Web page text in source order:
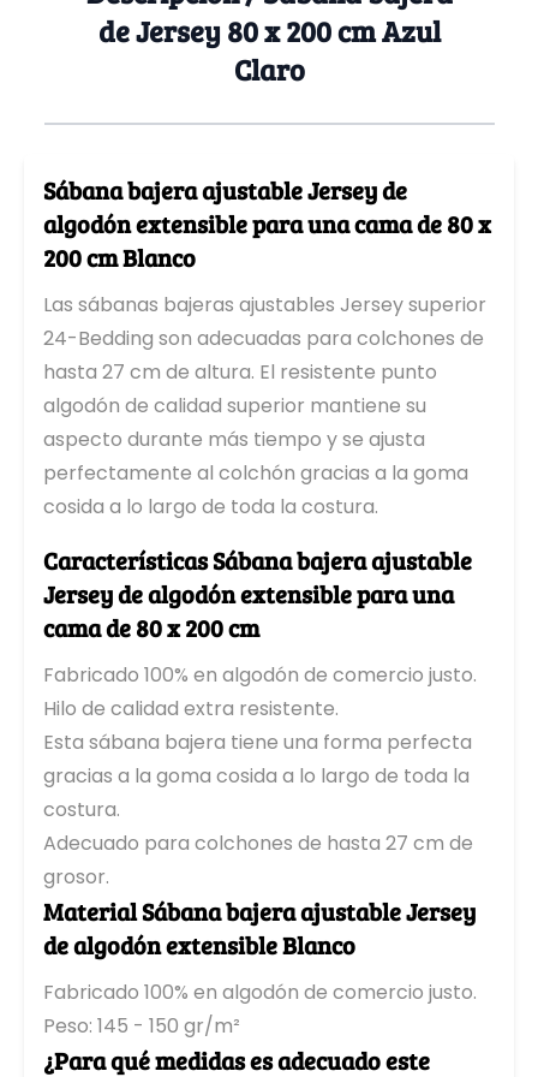
Sábana Bajera 180x210 cm
Sábana Bajera 180x220 cm
Sábana Bajera 200x200 cm
Sábana Bajera 200x220 cm
Tipos de Sábanas bajeras para topper
Sábana ajustable para topper de Jersey
Sábana ajustable para topper de Algodón
Sábana ajustable para topper de Jersey jersey de
Sábana ajustable para topper de Molton impermeable
Sábana ajustable para topper de Molton
Sábana ajustable para topper de doble jersey
Sábana ajustable para topper de Rizo
Sábana Bajera de Franela para Colchón Topper
Sábanas bajeras de satén de algodón para topper
1 persona
Sábana bajera para topper 70 x 200 cm
Sábana bajera para topper 70 x 220 cm
Topper Sábanas Bajeras 80 x 200 cm
Topper Sábanas Bajeras 80 x 210 cm
Topper Sábanas Bajeras 80 x 220 cm
Topper Sábanas Bajeras 90 x 200 cm
Topper Sábanas Bajeras 90 x 210 cm
Topper Sábanas Bajeras 90 x 220 cm
Topper Sábanas Bajeras 100 x 200 cm
Topper Sábanas Bajeras 100 x 210 cm
Topper Sábanas Bajeras 100 x 220 cm
2 personas
Topper Sábanas Bajeras 120 x 200 cm
Topper Sábanas Bajeras 120 x 210 cm
Topper Sábanas Bajeras 120 x 220 cm
Topper Sábanas Bajeras 140 x 200 cm
Topper Sábanas Bajeras 140 x 210 cm
Topper Sábanas Bajeras 140 x 220 cm
Topper Sábanas Bajeras 160 x 200 cm
de Jersey 80 x 200 cm Azul
Claro
Sábana bajera ajustable Jersey de
algodón extensible para una cama de 80 x
200 cm Blanco
Las sábanas bajeras ajustables Jersey superior
24-Bedding son adecuadas para colchones de
hasta 27 cm de altura. El resistente punto
algodón de calidad superior mantiene su
aspecto durante más tiempo y se ajusta
perfectamente al colchón gracias a la goma
cosida a lo largo de toda la costura.
Características Sábana bajera ajustable
Jersey de algodón extensible para una
cama de 80 x 200 cm
Fabricado 100% en algodón de comercio justo.
Hilo de calidad extra resistente.
Esta sábana bajera tiene una forma perfecta
gracias a la goma cosida a lo largo de toda la
costura.
Adecuado para colchones de hasta 27 cm de
grosor.
Material Sábana bajera ajustable Jersey
de algodón extensible Blanco
Fabricado 100% en algodón de comercio justo.
Peso: 145 - 150 gr/m²
¿Para qué medidas es adecuado este